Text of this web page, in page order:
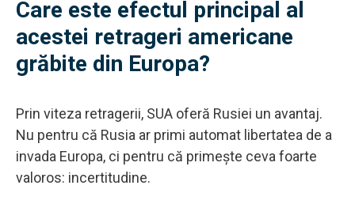
Care este efectul principal al
acestei retrageri americane
grăbite din Europa?
Prin viteza retragerii, SUA oferă Rusiei un avantaj.
Nu pentru că Rusia ar primi automat libertatea de a
invada Europa, ci pentru că primește ceva foarte
valoros: incertitudine.